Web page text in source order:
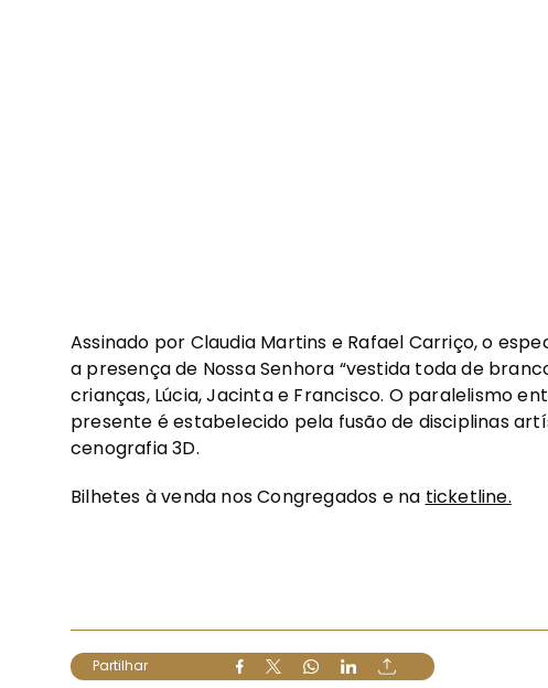
Assinado por Claudia Martins e Rafael Carriço, o
a presença de Nossa Senhora “vestida toda de
crianças, Lúcia, Jacinta e Francisco. O paralelismo
presente é estabelecido pela fusão de disciplinas
cenografia 3D.
Bilhetes à venda nos Congregados e na ticketline.
Partilhar